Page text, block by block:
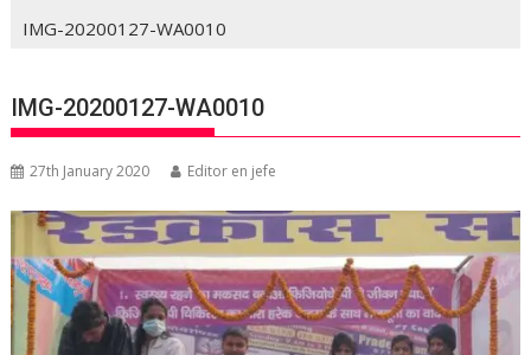
IMG-20200127-WA0010
IMG-20200127-WA0010
27th January 2020 Editor en jefe